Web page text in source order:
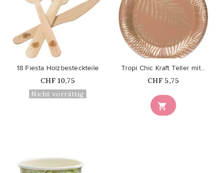
favorite_border
18 Fiesta Holzbesteckteile
Price
CHF 10,75
Nicht vorrättig
favorite_border

Tropi Chic Kraft Teller mit...
Price
CHF 5,75